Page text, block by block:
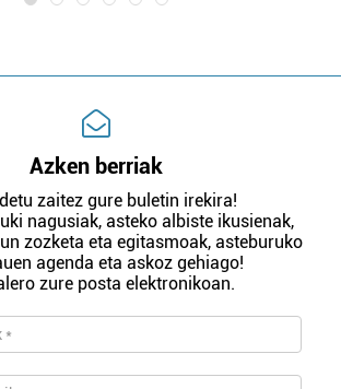
Azken berriak
zaitez gure buletin irekira!
nagusiak, asteko albiste ikusienak,
zozketa eta egitasmoak, asteburuko
agenda eta askoz gehiago!
zure posta elektronikoan.